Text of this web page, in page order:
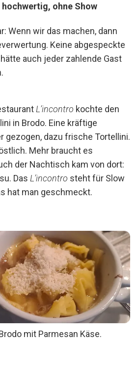
hochwertig, ohne Show
Wenn wir das machen, dann
Keine abgespeckte
auch jeder zahlende Gast
L’incontro kochte den
in Brodo. Eine kräftige
gezogen, dazu frische Tortellini.
Mehr braucht es
der Nachtisch kam von dort:
Das L’incontro steht für Slow
hat man geschmeckt.
mit Parmesan Käse.